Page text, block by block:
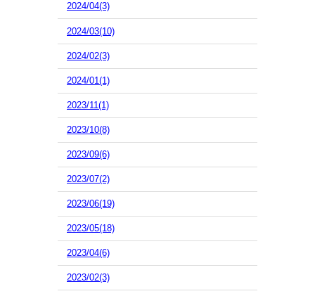
2024/04(3)
2024/03(10)
2024/02(3)
2024/01(1)
2023/11(1)
2023/10(8)
2023/09(6)
2023/07(2)
2023/06(19)
2023/05(18)
2023/04(6)
2023/02(3)